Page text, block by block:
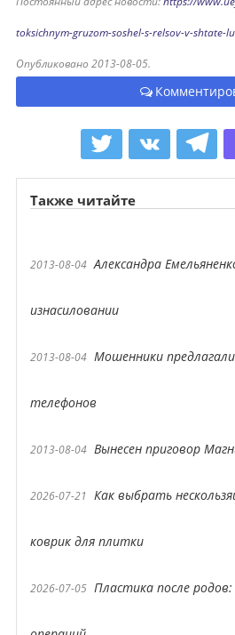
toksichnym-gruzom-soshel-s-relsov-v-shtate-
Опубликовано 2013-08-05.
Также читайте
2013-08-04 Александра
изнасиловании
2013-08-04 Мошенники
телефонов
2013-08-04 Вынесен приговор
2026-07-21 Как выбрать
коврик для плитки
2026-07-05 Пластика после